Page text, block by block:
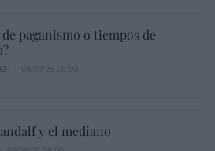
paganismo o tiempos de
y el mediano